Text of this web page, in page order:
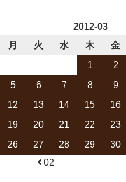
2012-03
月
火 水 木 金
1
2
5
6 7 8 9
12
13 14 15 16
19
20 21 22 23
26
27 28 29 30
02